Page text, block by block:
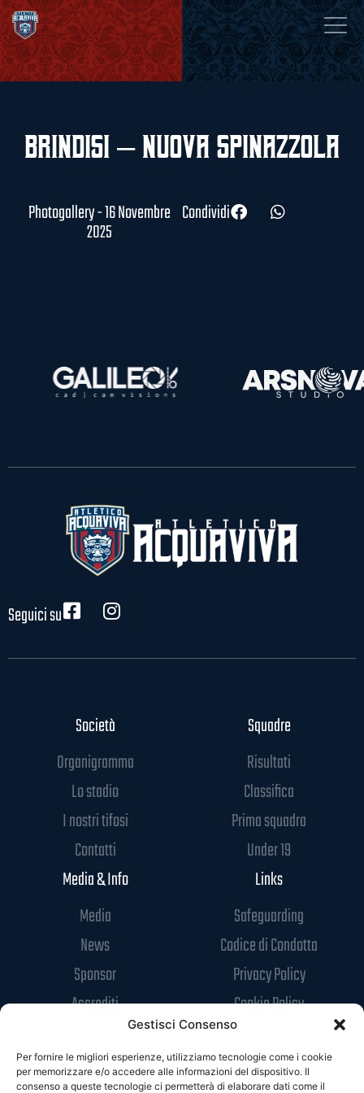
Gestisci Consenso
Per fornire le migliori esperienze, utilizziamo tecnologie come i cookie
per memorizzare e/o accedere alle informazioni del dispositivo. Il
consenso a queste tecnologie ci permetterà di elaborare dati come il
Brindisi – Nuova Spinazzola
Photogallery - 16 Novembre
2025
Condividi
Seguici su
Società
Organigramma
Lo stadio
I nostri tifosi
Contatti
Squadre
Risultati
Classifica
Prima squadra
Under 19
Media & Info
Media
News
Sponsor
Accrediti
Links
Safeguarding
Codice di Condotta
Privacy Policy
Cookie Policy